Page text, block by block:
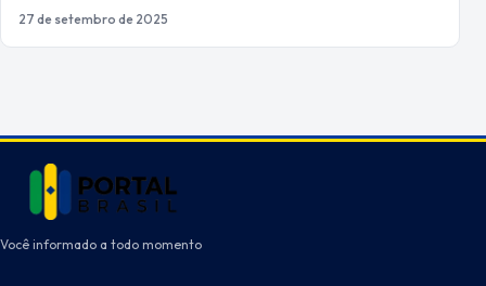
27 de setembro de 2025
Você informado a todo momento